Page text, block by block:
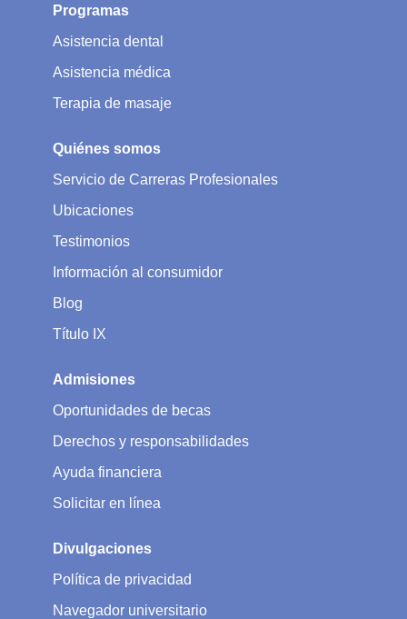
Programas
Asistencia dental
Asistencia médica
Terapia de masaje
Quiénes somos
Servicio de Carreras Profesionales
Ubicaciones
Testimonios
Información al consumidor
Blog
Título IX
Admisiones
Oportunidades de becas
Derechos y responsabilidades
Ayuda financiera
Solicitar en línea
Divulgaciones
Política de privacidad
Navegador universitario